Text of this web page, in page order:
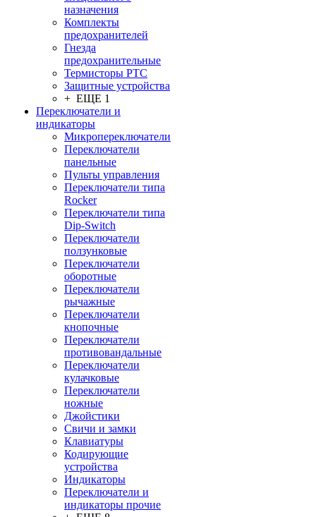
назначения
Комплекты
предохранителей
Гнезда
предохранительные
Термисторы PTC
Защитные устройства
+ ЕЩЕ 1
Переключатели и
индикаторы
Микропереключатели
Переключатели
панельные
Пульты управления
Переключатели типа
Rocker
Переключатели типа
Dip-Switch
Переключатели
ползунковые
Переключатели
оборотные
Переключатели
рычажные
Переключатели
кнопочные
Переключатели
противовандальные
Переключатели
кулачковые
Переключатели
ножные
Джойстики
Свичи и замки
Клавиатуры
Кодирующие
устройства
Индикаторы
Переключатели и
индикаторы прочие